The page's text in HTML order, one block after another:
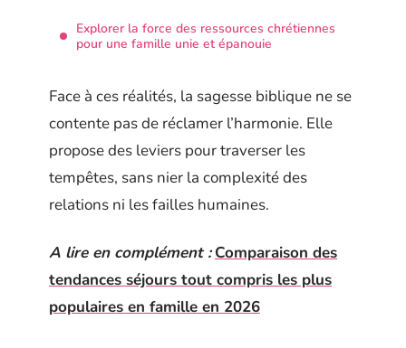
Explorer la force des ressources chrétiennes
pour une famille unie et épanouie
Face à ces réalités, la sagesse biblique ne se
contente pas de réclamer l’harmonie. Elle
propose des leviers pour traverser les
tempêtes, sans nier la complexité des
relations ni les failles humaines.
A lire en complément : Comparaison des
tendances séjours tout compris les plus
populaires en famille en 2026